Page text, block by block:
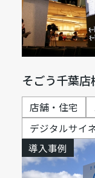
そごう千葉
店舗・住宅
デジタルサイ
導入事例